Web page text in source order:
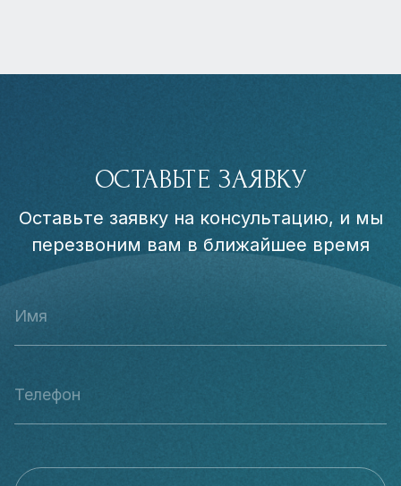
ОСТАВЬТЕ ЗАЯВКУ
Оставьте заявку на консультацию, и мы
перезвоним вам в ближайшее время